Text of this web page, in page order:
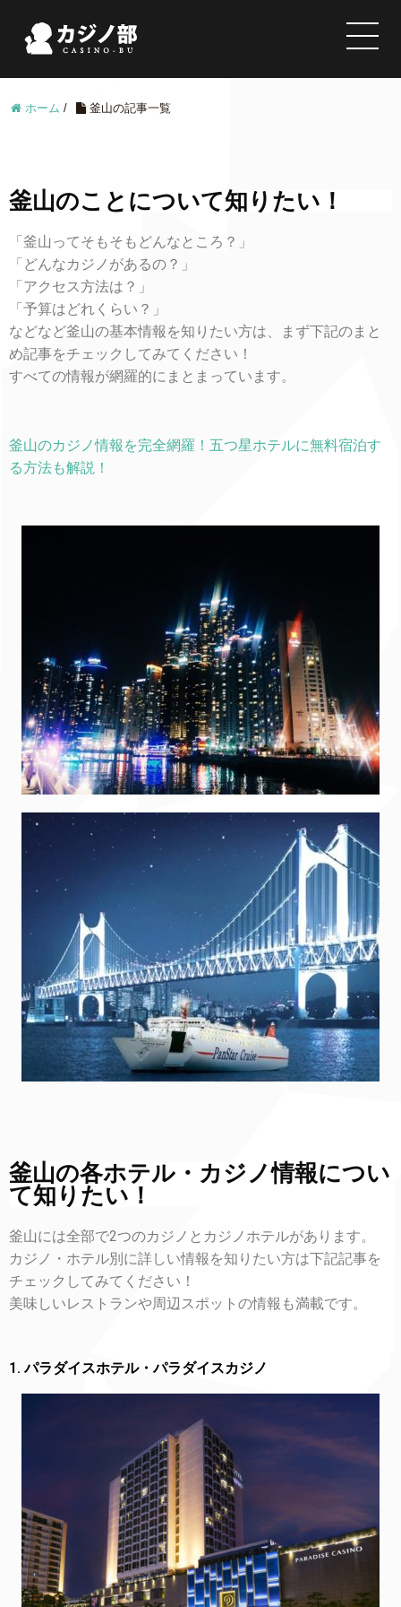
ホーム / 釜山の記事一覧
釜山のことについて知りたい！
「釜山ってそもそもどんなところ？」
「どんなカジノがあるの？」
「アクセス方法は？」
「予算はどれくらい？」
などなど釜山の基本情報を知りたい方は、まず下記のまと
め記事をチェックしてみてください！
すべての情報が網羅的にまとまっています。
釜山のカジノ情報を完全網羅！五つ星ホテルに無料宿泊す
る方法も解説！​​
釜山の各ホテル・カジノ情報につい
て知りたい！
釜山には全部で2つのカジノとカジノホテルがあります。
カジノ・ホテル別に詳しい情報を知りたい方は下記記事を
チェックしてみてください！
美味しいレストランや周辺スポットの情報も満載です。
1. パラダイスホテル・パラダイスカジノ